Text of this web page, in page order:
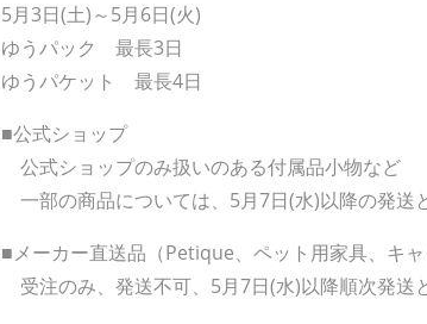
5月3日(土)～5月6日(火)
ゆうパック 最長3日
ゆうパケット 最長4日
■公式ショップ
公式ショップのみ扱いのある付属品小物など
一部の商品については、5月7日(水)以降の発送
■メーカー直送品（Petique、ペット用家具、キャ
受注のみ、発送不可、5月7日(水)以降順次発送